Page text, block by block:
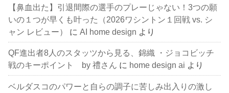
【鼻血出た】引退間際の選手のプレーじゃない！3つの願
いの１つが早くも叶った（2026ワシントン１回戦 vs. シ
ャン レビュー）
にAI home design より
QF進出者8人のスタッツから見る、錦織 ・ジョコビッチ
戦のキーポイント by 禮さん に home design ai より
ベルダスコのパワーと自らの調子に苦しみ出入りの激し